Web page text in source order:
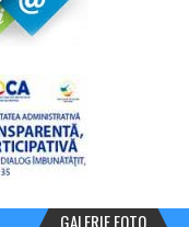
GALERIE FOTO